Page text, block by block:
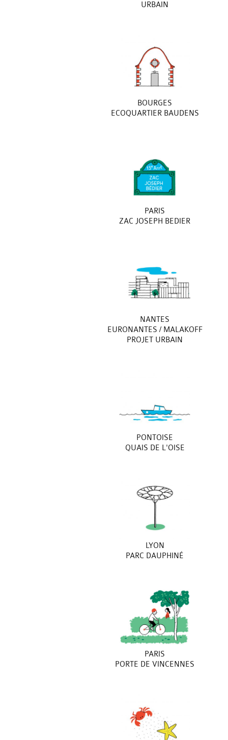
URBAIN
BOURGES
ECOQUARTIER BAUDENS
PARIS
ZAC JOSEPH BEDIER
NANTES
EURONANTES / MALAKOFF
PROJET URBAIN
PONTOISE
QUAIS DE L'OISE
LYON
PARC DAUPHINÉ
PARIS
PORTE DE VINCENNES